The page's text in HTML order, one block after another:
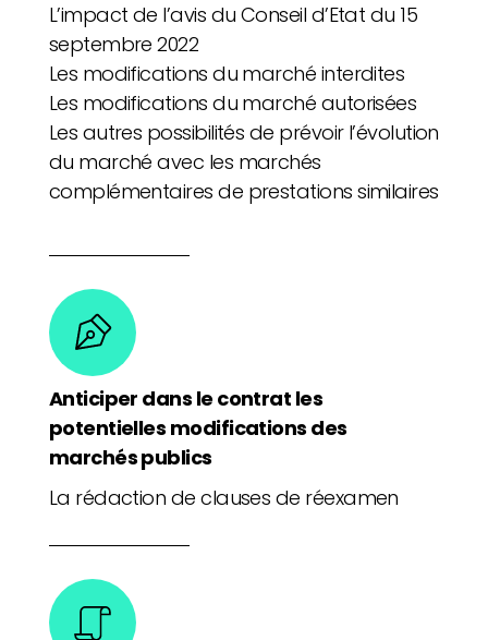
L’impact de l’avis du Conseil d’Etat du 15
septembre 2022
Les modifications du marché interdites
Les modifications du marché autorisées
Les autres possibilités de prévoir l’évolution
du marché avec les marchés
complémentaires de prestations similaires
Anticiper dans le contrat les
potentielles modifications des
marchés publics
La rédaction de clauses de réexamen